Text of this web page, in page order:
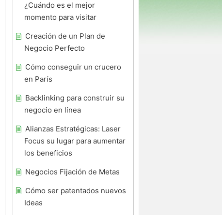
¿Cuándo es el mejor
momento para visitar
Creación de un Plan de
Negocio Perfecto
Cómo conseguir un crucero
en París
Backlinking para construir su
negocio en línea
Alianzas Estratégicas: Laser
Focus su lugar para aumentar
los beneficios
Negocios Fijación de Metas
Cómo ser patentados nuevos
Ideas